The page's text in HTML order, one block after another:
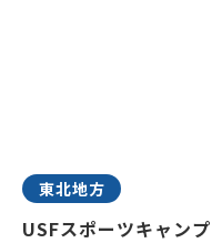
東北地方
USFスポーツキャン